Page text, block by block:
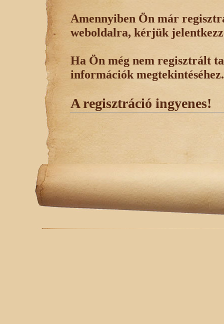
Amennyiben Ön már
weboldalra, kérjük
Ha Ön még nem regisztrált
információk megtekintéséhez.
A regisztráció ingyenes!